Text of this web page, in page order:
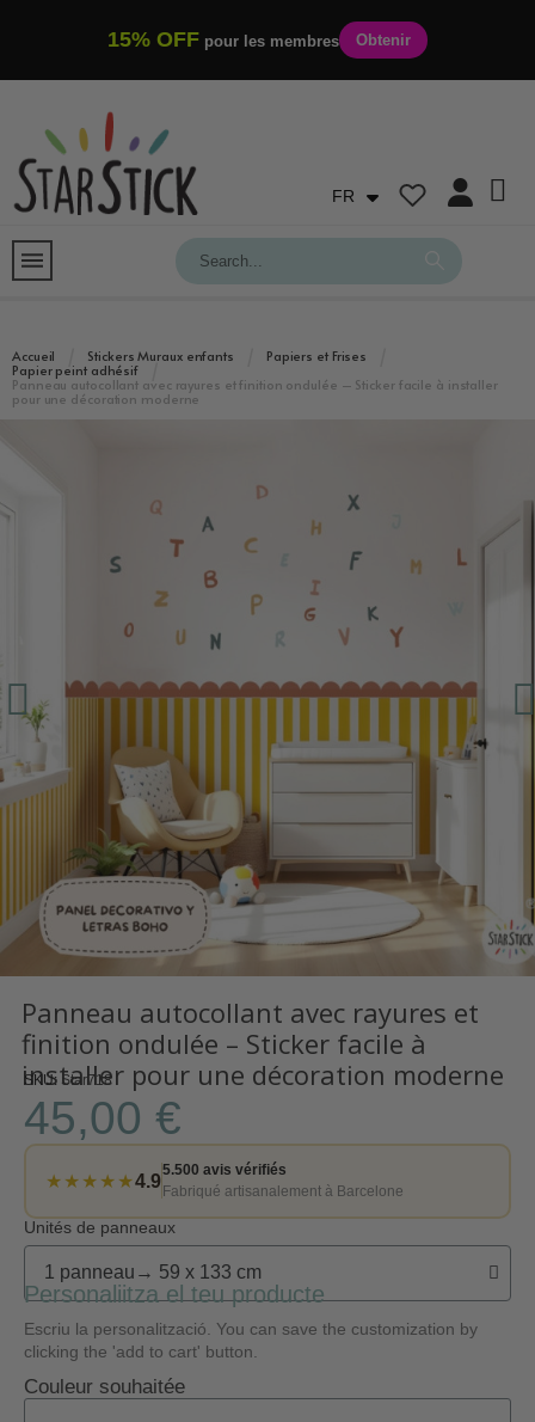
15% OFF pour les membres Obtenir
FR
Accueil Stickers Muraux enfants
Papiers et Frises
Papier peint adhésif
Panneau autocollant avec rayures et finition ondulée – Sticker facile à installer
pour une décoration moderne
Panneau autocollant avec rayures et
finition ondulée – Sticker facile à
installer pour une décoration moderne
SKU Star718
45,00 €
★★★★★4.9
5.500 avis vérifiés
Fabriqué artisanalement à Barcelone
Unités de panneaux
Personaliitza el teu producte
Escriu la personalització. You can save the customization by
clicking the 'add to cart' button.
Couleur souhaitée